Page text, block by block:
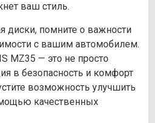
ваш стиль.
диски, помните о важности
с вашим автомобилем.
MZ35 — это не просто
в безопасность и комфорт
возможность улучшить
качественных